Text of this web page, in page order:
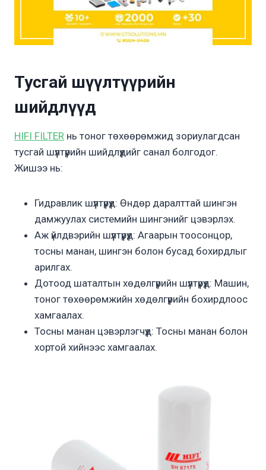
Тусгай шүүлтүүрийн
шийдлүүд
HIFI FILTER нь тоног төхөөрөмжид зориулагдсан
тусгай шүүлтүүрийн шийдлүүдийг санал болгодог.
Жишээ нь:
Гидравлик шүүлтүүрүүд: Өндөр даралттай шингэн
дамжуулах системийн шингэнийг цэвэрлэх.
Аж үйлдвэрийн шүүлтүүрүүд: Агаарын тоосонцор,
тосны манан, шингэн болон бусад бохирдлыг
арилгах.
Дотоод шаталтын хөдөлгүүрийн шүүлтүүрүүд: Машин,
тоног төхөөрөмжийн хөдөлгүүрийн бохирдлоос
хамгаалах.
Тосны манан цэвэрлэгчүүд: Тосны манан болон
хортой хийнээс хамгаалах.